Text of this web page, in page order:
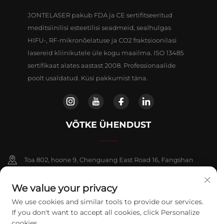
JONTELASER pakub FDA ja CE sertifitseeritud
meditsiinilisi esteetilisi seadmeid, sealhulgas
HIFU-, RF-mikronõelatuse ja CO2 fraktsioonilasi
lasereid kliinikutele üle kogu maailma. ISO 13485
sertifikaat alates aastast 2008. Professionaalide
poolt usaldatud. Küsi pakkumist täna.
VÕTKE ÜHENDUST
Toa 802, hoone 9, Chenguang East Road 16, Fangshan
+86-13911459627
[email protected]
We value your privacy
We use cookies and similar tools to provide our services.
If you don't want to accept all cookies, click Personalize